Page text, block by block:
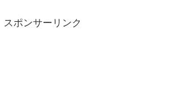
スポンサーリンク